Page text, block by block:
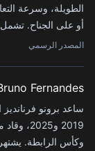
الطويلة، وسرعة
أو على الجناح. تشمل
المصدر الرسمي
Fernandes
ساعد برونو
2019
وكأس الرابطة. يشتهر